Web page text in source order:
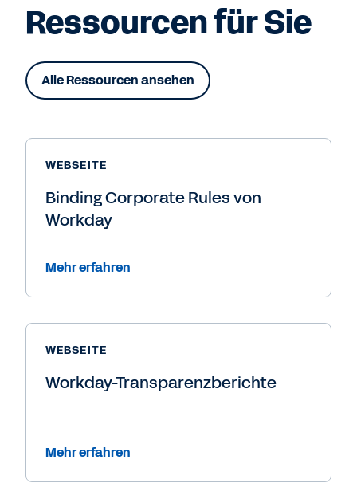
Ressourcen für Sie
Alle Ressourcen ansehen
WEBSEITE
Binding Corporate Rules von
Workday
Mehr erfahren
WEBSEITE
Workday-Transparenzberichte
Mehr erfahren